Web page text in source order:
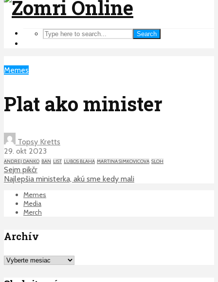
Search
Memes
Plat ako minister
Topsy Kretts
29. okt 2023
ANDREJ DANKO BAN LIST LUBOS BLAHA MARTINA SIMKOVICOVA SLOH
Sejm pikčr
Najlepšia ministerka, akú sme kedy mali
Memes
Media
Merch
Archív
Archív